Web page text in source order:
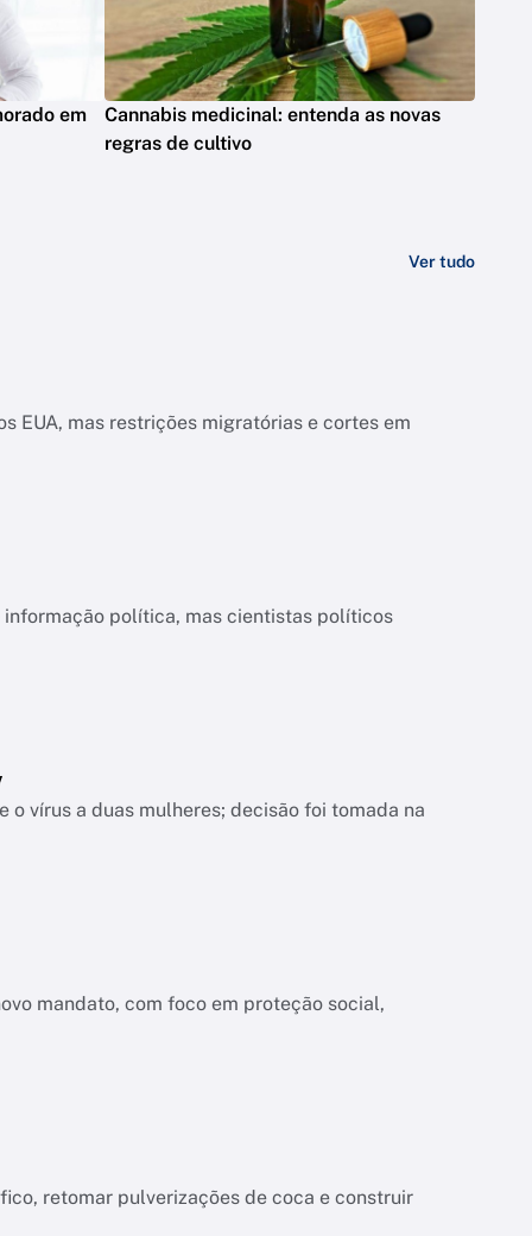
em
Cannabis medicinal: entenda as novas
regras de cultivo
Ver tudo
EUA, mas restrições migratórias e cortes em
política, mas cientistas políticos
vírus a duas mulheres; decisão foi tomada na
mandato, com foco em proteção social,
retomar pulverizações de coca e construir